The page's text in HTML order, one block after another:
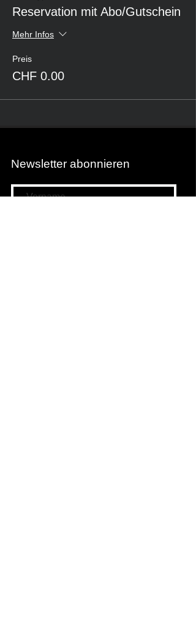
Reservation mit Abo/Gutschein
Mehr Infos
Preis
CHF 0.00
Newsletter abonnieren